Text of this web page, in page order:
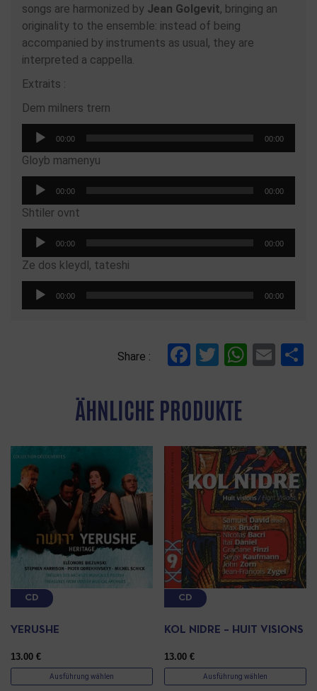
songs are harmonized by Jean Golgevit, bringing an
originality to the ensemble: instead of being
accompanied by instruments as usual, they are
interpreted a cappella.
Extraits :
Dem milners trern
Audio-
00:00 00:00
Gloyb mamenyu
Audio-
00:00 00:00
Shtiler ovnt
Audio-
00:00 00:00
Ze dos kleydl, tateshi
Audio-
00:00 00:00
Share : Facebook
Twitter
ÄHNLICHE PRODUKTE
CD
YERUSHE
13.00 €
Ausführung wählen
CD
KOL NIDRE – HUIT VISIONS
13.00€
Ausführung wählen